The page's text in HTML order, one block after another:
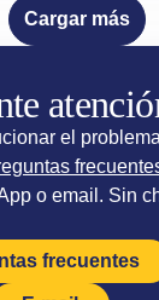
Cargar más
el
o email. Sin
frecuentes